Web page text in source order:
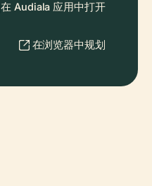
在 Audiala 应用中打开
在浏览器中规划